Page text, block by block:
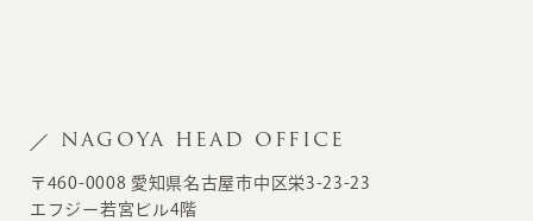
NAGOYA HEAD OFFICE
〒460-0008 愛知県名古屋市中区栄3-23-23
エフジー若宮ビル4階